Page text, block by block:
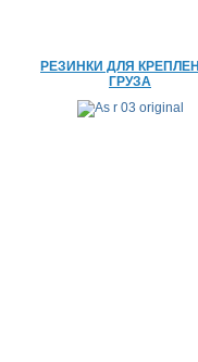
РЕЗИНКИ ДЛЯ
ГРУЗА